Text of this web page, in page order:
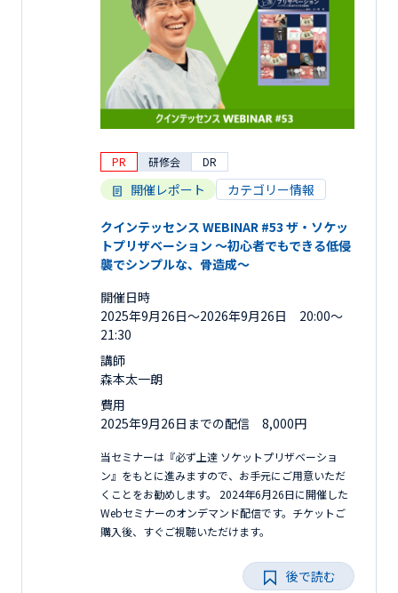
PR 研修会 DR
開催レポート カテゴリー情報
クインテッセンス WEBINAR #53 ザ・ソケッ
トプリザベーション 〜初心者でもできる低侵
襲でシンプルな、骨造成〜
開催日時
2025年9月26日〜2026年9月26日 20:00～
21:30
講師
森本太一朗
費用
2025年9月26日までの配信 8,000円
当セミナーは『必ず上達 ソケットプリザベーショ
ン』をもとに進みますので、お手元にご用意いただ
くことをお勧めします。 2024年6月26日に開催した
Webセミナーのオンデマンド配信です。チケットご
購入後、すぐご視聴いただけます。
後で読む